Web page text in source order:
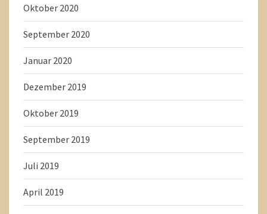
Oktober 2020
September 2020
Januar 2020
Dezember 2019
Oktober 2019
September 2019
Juli 2019
April 2019